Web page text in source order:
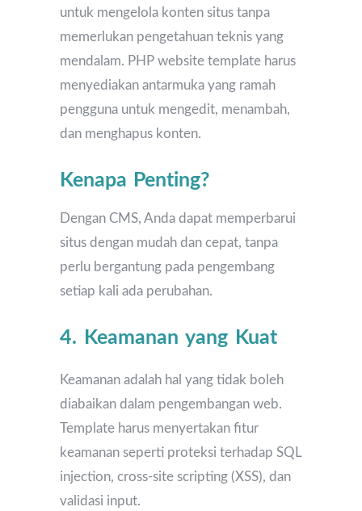
untuk mengelola konten situs tanpa
memerlukan pengetahuan teknis yang
mendalam. PHP website template harus
menyediakan antarmuka yang ramah
pengguna untuk mengedit, menambah,
dan menghapus konten.
Kenapa Penting?
Dengan CMS, Anda dapat memperbarui
situs dengan mudah dan cepat, tanpa
perlu bergantung pada pengembang
setiap kali ada perubahan.
4. Keamanan yang Kuat
Keamanan adalah hal yang tidak boleh
diabaikan dalam pengembangan web.
Template harus menyertakan fitur
keamanan seperti proteksi terhadap SQL
injection, cross-site scripting (XSS), dan
validasi input.